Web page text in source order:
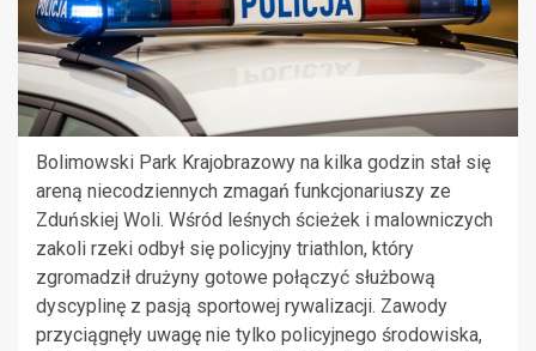
Bolimowski Park Krajobrazowy na kilka godzin stał się
areną niecodziennych zmagań funkcjonariuszy ze
Zduńskiej Woli. Wśród leśnych ścieżek i malowniczych
zakoli rzeki odbył się policyjny triathlon, który
zgromadził drużyny gotowe połączyć służbową
dyscyplinę z pasją sportowej rywalizacji. Zawody
przyciągnęły uwagę nie tylko policyjnego środowiska,